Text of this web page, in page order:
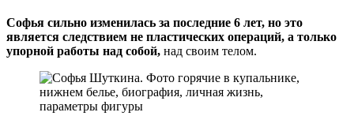
Софья сильно изменилась за последние 6 лет, но это
является следствием не пластических операций, а только
упорной работы над собой, над своим телом.